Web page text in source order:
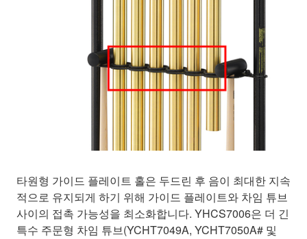
타원형 가이드 플레이트 홀은 두드린 후 음이 최대한 지속
적으로 유지되게 하기 위해 가이드 플레이트와 차임 튜브
사이의 접촉 가능성을 최소화합니다. YHCS7006은 더 긴
특수 주문형 차임 튜브(YCHT7049A, YCHT7050A# 및